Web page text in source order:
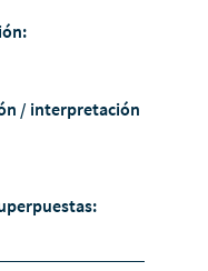
/ interpretación